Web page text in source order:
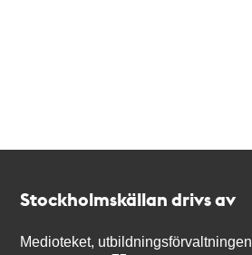
Stockholmskällan drivs av
Medioteket, utbildningsförvaltningen